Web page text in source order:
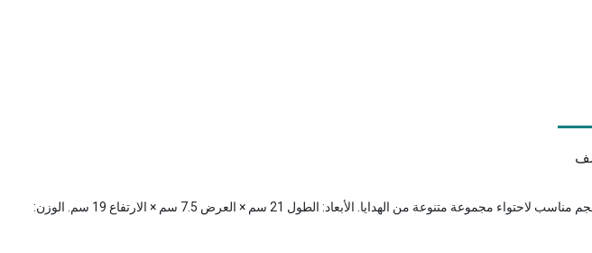
بوكس هدايا مصنوع من الكرتون عالي الجودة، مثالي لتقديم الهدايا في المناسبات المختلفة. يتميز بتصميم عملي وأنيق مع حجم مناسب لاحتواء مجموعة متنوعة من الهدايا. الأبعاد: الطول 21 سم × العرض 7.5 سم × الارتفاع 19 سم. الوزن: